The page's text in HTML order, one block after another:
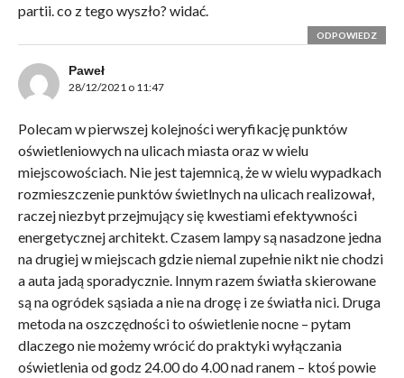
partii. co z tego wyszło? widać.
ODPOWIEDZ
Paweł
28/12/2021 o 11:47
Polecam w pierwszej kolejności weryfikację punktów
oświetleniowych na ulicach miasta oraz w wielu
miejscowościach. Nie jest tajemnicą, że w wielu wypadkach
rozmieszczenie punktów świetlnych na ulicach realizował,
raczej niezbyt przejmujący się kwestiami efektywności
energetycznej architekt. Czasem lampy są nasadzone jedna
na drugiej w miejscach gdzie niemal zupełnie nikt nie chodzi
a auta jadą sporadycznie. Innym razem światła skierowane
są na ogródek sąsiada a nie na drogę i ze światła nici. Druga
metoda na oszczędności to oświetlenie nocne – pytam
dlaczego nie możemy wrócić do praktyki wyłączania
oświetlenia od godz 24.00 do 4.00 nad ranem – ktoś powie